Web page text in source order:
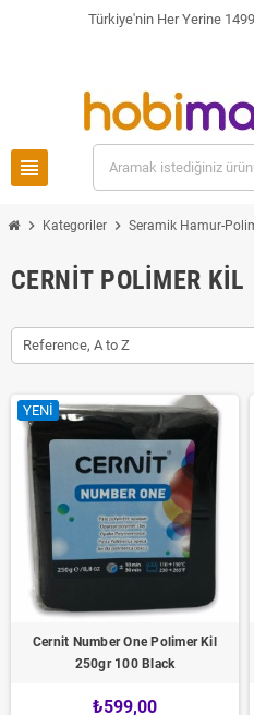
Türkiye'nin Her Yerine
view_headline
chevron_right Kategoriler chevron_right Seramik Hamur-
CERNIT POLIMER KIL
Reference, A to Z
YENI
Cernit Number One Polimer Kil
250gr 100 Black
₺599,00